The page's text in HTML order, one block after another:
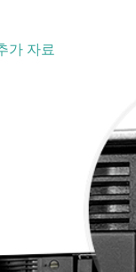
가 자료